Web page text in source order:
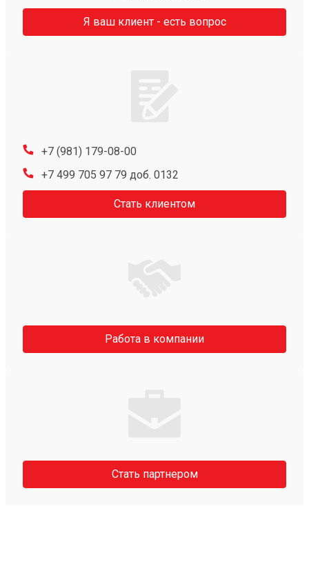
Я ваш клиент - есть вопрос
+7 (981) 179-08-00
+7 499 705 97 79 доб. 0132
Стать клиентом
Работа в компании
Стать партнером